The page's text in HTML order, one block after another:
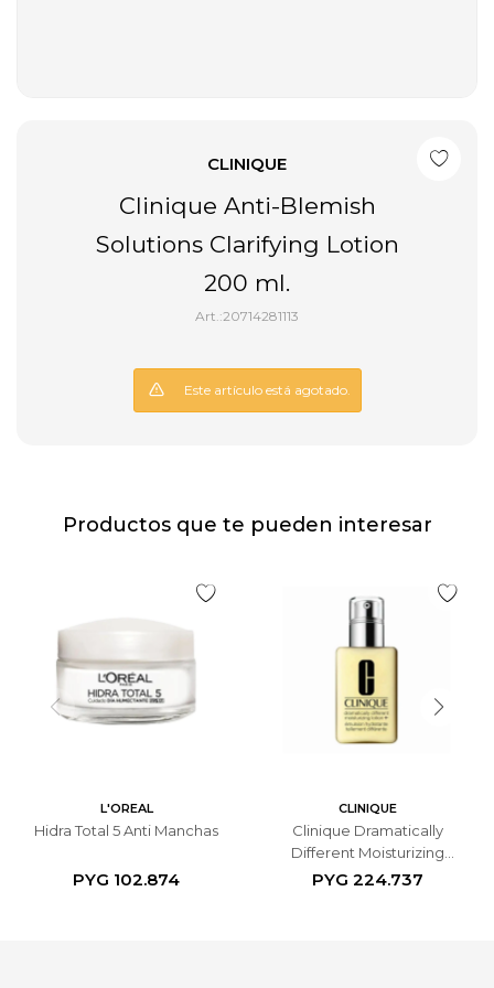
CLINIQUE
Clinique Anti-Blemish
Solutions Clarifying Lotion
200 ml.
20714281113
Este artículo está agotado.
Productos que te pueden interesar
L'OREAL
Hidra Total 5 Anti Manchas
PYG 102.874
CLINIQUE
Clinique Dramatically
Different Moisturizing
Lotion 125 ml.
PYG 224.737